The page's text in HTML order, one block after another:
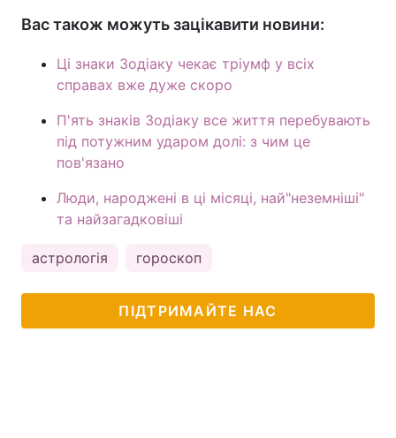
Вас також можуть зацікавити новини:
Ці знаки Зодіаку чекає тріумф у всіх
справах вже дуже скоро
П'ять знаків Зодіаку все життя перебувають
під потужним ударом долі: з чим це
пов'язано
Люди, народжені в ці місяці, най"неземніші"
та найзагадковіші
астрологія гороскоп
ПІДТРИМАЙТЕ НАС